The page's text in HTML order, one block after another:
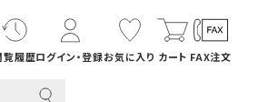
覧履歴ログイン・登録お気に入り カート FAX注文